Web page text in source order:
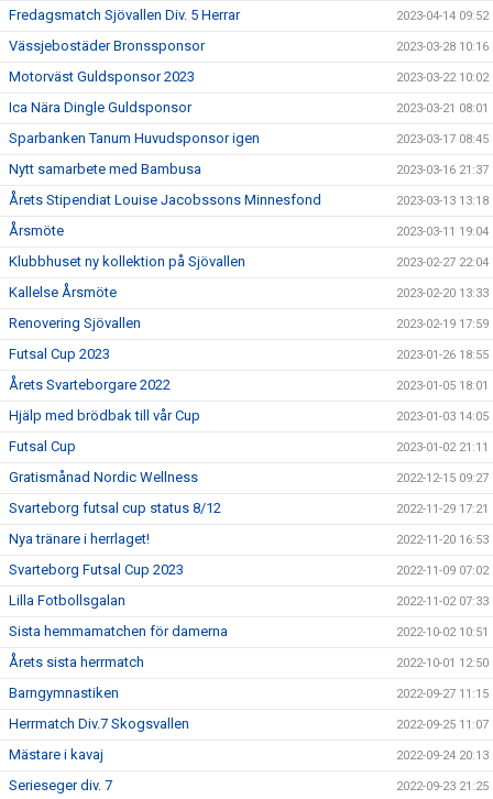
Fredagsmatch Sjövallen Div. 5 Herrar 2023-04-14 09:52
Vässjebostäder Bronssponsor 2023-03-28 10:16
Motorväst Guldsponsor 2023 2023-03-22 10:02
Ica Nära Dingle Guldsponsor 2023-03-21 08:01
Sparbanken Tanum Huvudsponsor igen 2023-03-17 08:45
Nytt samarbete med Bambusa 2023-03-16 21:37
Årets Stipendiat Louise Jacobssons Minnesfond 2023-03-13 13:18
Årsmöte 2023-03-11 19:04
Klubbhuset ny kollektion på Sjövallen 2023-02-27 22:04
Kallelse Årsmöte 2023-02-20 13:33
Renovering Sjövallen 2023-02-19 17:59
Futsal Cup 2023 2023-01-26 18:55
Årets Svarteborgare 2022 2023-01-05 18:01
Hjälp med brödbak till vår Cup 2023-01-03 14:05
Futsal Cup 2023-01-02 21:11
Gratismånad Nordic Wellness 2022-12-15 09:27
Svarteborg futsal cup status 8/12 2022-11-29 17:21
Nya tränare i herrlaget! 2022-11-20 16:53
Svarteborg Futsal Cup 2023 2022-11-09 07:02
Lilla Fotbollsgalan 2022-11-02 07:33
Sista hemmamatchen för damerna 2022-10-02 10:51
Årets sista herrmatch 2022-10-01 12:50
Barngymnastiken 2022-09-27 11:15
Herrmatch Div.7 Skogsvallen 2022-09-25 11:07
Mästare i kavaj 2022-09-24 20:13
Serieseger div. 7 2022-09-23 21:25